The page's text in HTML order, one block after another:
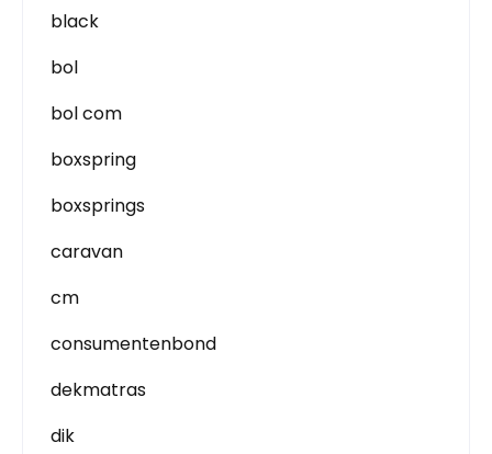
black
bol
bol com
boxspring
boxsprings
caravan
cm
consumentenbond
dekmatras
dik